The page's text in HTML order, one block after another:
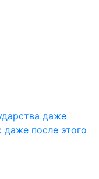
даже
после этого